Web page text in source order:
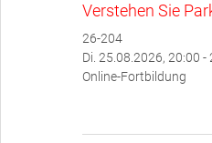
Verstehen Sie
26-204
Di. 25.08.2026, 20:00 -
Online-Fortbildung